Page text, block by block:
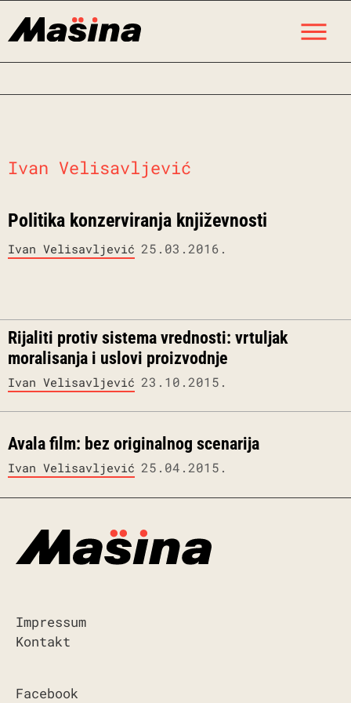
Ivan Velisavljević
Politika konzerviranja književnosti
Ivan Velisavljević 25.03.2016.
Rijaliti protiv sistema vrednosti: vrtuljak
moralisanja i uslovi proizvodnje
Ivan Velisavljević 23.10.2015.
Avala film: bez originalnog scenarija
Ivan Velisavljević 25.04.2015.
Impressum
Kontakt
Facebook